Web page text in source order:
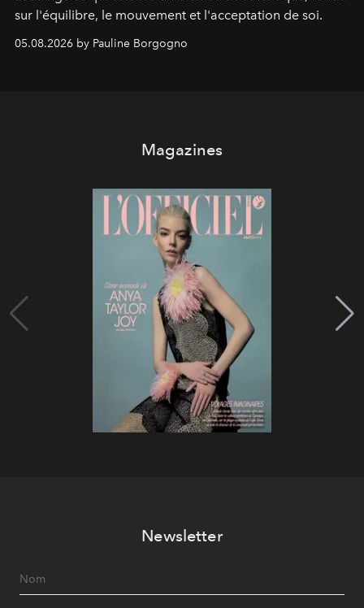
sur l'équilibre, le mouvement et l'acceptation de soi.
05.08.2026 by Pauline Borgogno
Magazines
Newsletter